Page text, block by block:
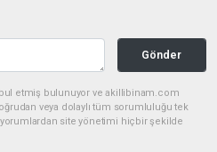
Gönder
etmiş bulunuyor ve akillibinam.com
veya dolaylı tüm sorumluluğu tek
yorumlardan site yönetimi hiçbir şekilde